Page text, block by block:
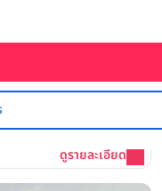
ใหญ่ ในสวน […]
ดูรายละเอียด